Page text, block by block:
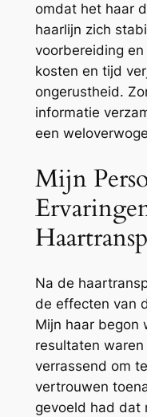
omdat het haar
haarlijn zich
voorbereiding
kosten en tijd
ongerustheid.
informatie
een
Mijn
Na de
de effecten van
Mijn haar begon
resultaten
verrassend om
vertrouwen
gevoeld had dat